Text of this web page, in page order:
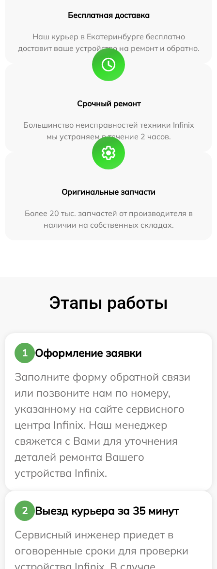
Бесплатная доставка
Наш курьер в Екатеринбурге бесплатно
доставит ваше устройство на ремонт и обратно.
Срочный ремонт
Большинство неисправностей техники Infinix
мы устраняем в течение 2 часов.
Оригинальные запчасти
Более 20 тыс. запчастей от производителя в
наличии на собственных складах.
Этапы работы
1
Оформление заявки
Заполните форму обратной связи
или позвоните нам по номеру,
указанному на сайте сервисного
центра Infinix. Наш менеджер
свяжется с Вами для уточнения
деталей ремонта Вашего
устройства Infinix.
2
Выезд курьера за 35 минут
Сервисный инженер приедет в
оговоренные сроки для проверки